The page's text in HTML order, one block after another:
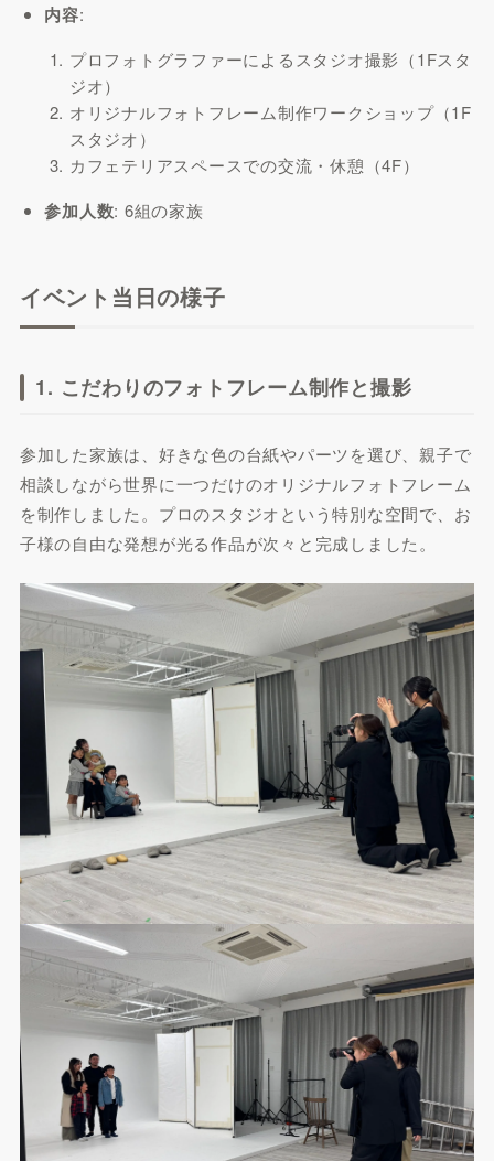
内容:
プロフォトグラファーによるスタジオ撮影（1Fスタ
ジオ）
オリジナルフォトフレーム制作ワークショップ（1F
スタジオ）
カフェテリアスペースでの交流・休憩（4F）
参加人数: 6組の家族
イベント当日の様子
1. こだわりのフォトフレーム制作と撮影
参加した家族は、好きな色の台紙やパーツを選び、親子で
相談しながら世界に一つだけのオリジナルフォトフレーム
を制作しました。プロのスタジオという特別な空間で、お
子様の自由な発想が光る作品が次々と完成しました。